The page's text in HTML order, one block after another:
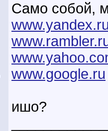
Само собой,
www.google.ru
ишо?